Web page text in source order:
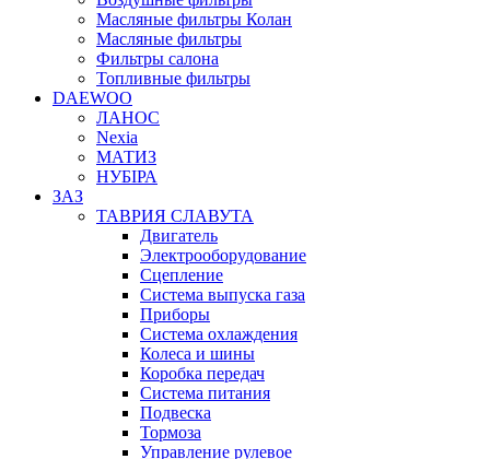
Масляные фильтры Колан
Масляные фильтры
Фильтры салона
Топливные фильтры
DAEWOO
ЛАНОС
Nexia
МАТИЗ
НУБІРА
ЗАЗ
ТАВРИЯ СЛАВУТА
Двигатель
Электрооборудование
Сцепление
Система выпуска газа
Приборы
Система охлаждения
Колеса и шины
Коробка передач
Система питания
Подвеска
Тормоза
Управление рулевое